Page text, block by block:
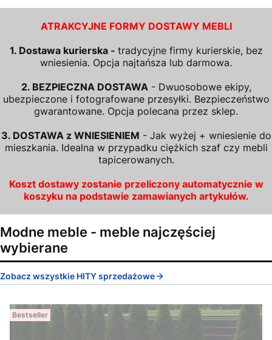
ATRAKCYJNE FORMY DOSTAWY MEBLI
1. Dostawa kurierska - tradycyjne firmy kurierskie, bez
wniesienia. Opcja najtańsza lub darmowa.
2. BEZPIECZNA DOSTAWA- Dwuosobowe ekipy,
ubezpieczone i fotografowane przesyłki. Bezpieczeństwo
gwarantowane. Opcja polecana przez sklep.
3. DOSTAWA z WNIESIENIEM - Jak wyżej + wniesienie do
mieszkania. Idealna w przypadku ciężkich szaf czy mebli
tapicerowanych.
Koszt dostawy zostanie przeliczony automatycznie w
koszyku na podstawie zamawianych artykułów.
Modne meble - meble najczęściej
wybierane
Zobacz wszystkie HITY sprzedażowe
Bestseller